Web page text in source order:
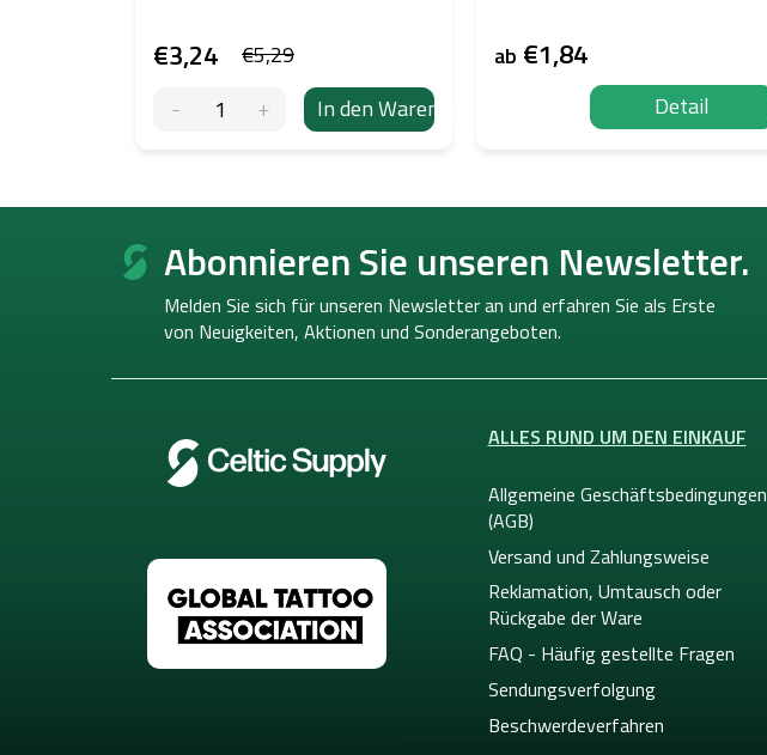
€5,29
€3,24
In den Warenkorb
ab €1,84
Detail
F
Abonnieren Sie unseren Newsletter.
Melden Sie sich für unseren Newsletter an und erfahren Sie als Erste
von Neuigkeiten, Aktionen und Sonderangeboten.
ALLES RUND UM DEN EINKAUF
Allgemeine Geschäftsbedingungen
(AGB)
Versand und Zahlungsweise
Reklamation, Umtausch oder
Rückgabe der Ware
FAQ - Häufig gestellte Fragen
Sendungsverfolgung
Beschwerdeverfahren